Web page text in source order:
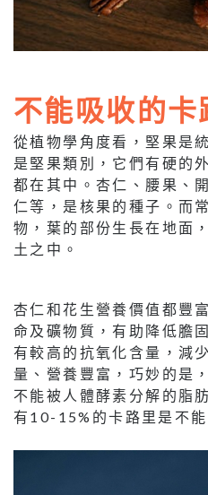
不能吸收的卡
從植物學角度看，堅果是
是堅果類別，它們有硬的
都在其中。杏仁、腰果、
仁等，是核果的種子。而
物，葉的部份生長在地面
土之中。
杏仁和花生營養價值都豐
命及礦物質，有助降低膽
有較高的抗氧化含量，減
量、營養豐富，巧妙的是
不能被人體酵素分解的脂
有10-15%的卡路里是不能